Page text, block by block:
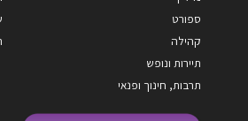
ספורט
קהילה
תיירות ונופש
תרבות, חינוך ופנאי